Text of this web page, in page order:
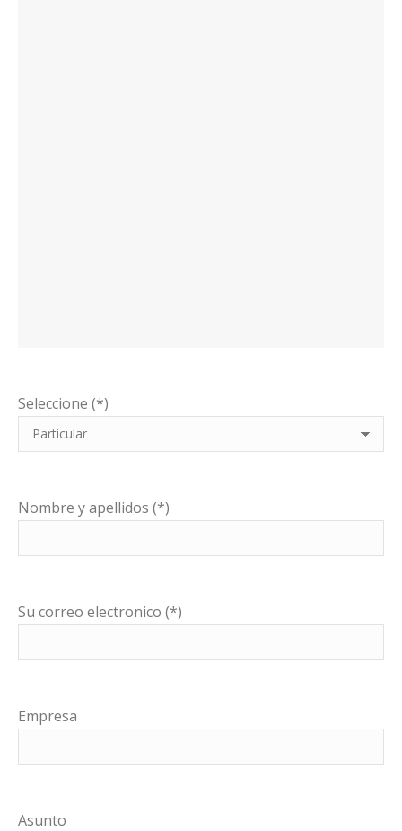
Seleccione (*)
Nombre y apellidos (*)
Su correo electronico (*)
Empresa
Asunto